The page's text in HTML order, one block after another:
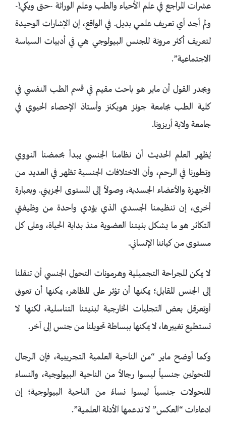
عشرات المراجع في علم الأحياء والطب وعلم الوراثة -حتى ويكي!-
ولم أجد أي تعريف علمي بديل. في الواقع، إن الإشارات الوحيدة
لتعريف أكثر مرونة للجنس البيولوجي هي في أدبيات السياسة
الاجتماعية”.
ويجدر القول أن ماير هو باحث مقيم في قسم الطب النفسي في
كلية الطب بجامعة جونز هوبكنز وأستاذ الإحصاء الحيوي في
جامعة ولاية أريزونا.
يُظهر العلم الحديث أن نظامنا الجنسي يبدأ بحمضنا النووي
وتطورنا في الرحم، وأن الاختلافات الجنسية تظهر في العديد من
الأجهزة والأعضاء الجسدية، وصولاً إلى المستوى الجزيئي. وبعبارة
أخرى، إن تنظيمنا الجسدي الذي يؤدي واحدة من وظيفتي
التكاثر هو ما يشكل بنيتنا العضوية منذ بداية الحياة، وعلى كل
مستوى من كياننا الإنساني.
لا يمكن للجراحة التجميلية وهرمونات التحول الجنسي أن تنقلنا
إلى الجنس المقابل؛ يمكنها أن تؤثر على المظاهر، يمكنها أن تعوق
أوتعرقل بعض التجليات الخارجية لبنيتنا التناسلية، لكنها لا
تستطيع تغييرها، لا يمكنها ببساطة تحويلنا من جنس إلى آخر.
وكما أوضح ماير “من الناحية العلمية التجريبية، فإن الرجال
المتحولين جنسياً ليسوا رجالاً من الناحية البيولوجية، والنساء
المتحولات جنسياً ليسوا نساءً من الناحية البيولوجية؛ إن
ادعاءات “العكس” لا تدعمها الأدلة العلمية”.